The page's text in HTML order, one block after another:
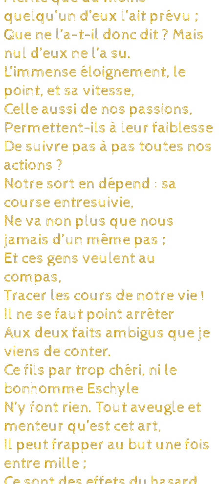
quelqu’un d’eux l’ait prévu ;
Que ne l’a-t-il donc dit ? Mais
nul d’eux ne l’a su.
L’immense éloignement, le
point, et sa vitesse,
Celle aussi de nos passions,
Permettent-ils à leur faiblesse
De suivre pas à pas toutes nos
actions ?
Notre sort en dépend : sa
course entresuivie,
Ne va non plus que nous
jamais d’un même pas ;
Et ces gens veulent au
compas,
Tracer les cours de notre vie !
Il ne se faut point arrêter
Aux deux faits ambigus que je
viens de conter.
Ce fils par trop chéri, ni le
bonhomme Eschyle
N’y font rien. Tout aveugle et
menteur qu’est cet art,
Il peut frapper au but une fois
entre mille ;